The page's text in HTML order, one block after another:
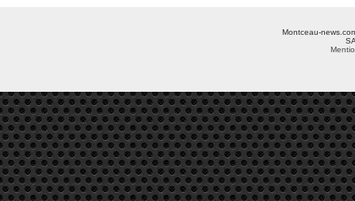
Montceau-